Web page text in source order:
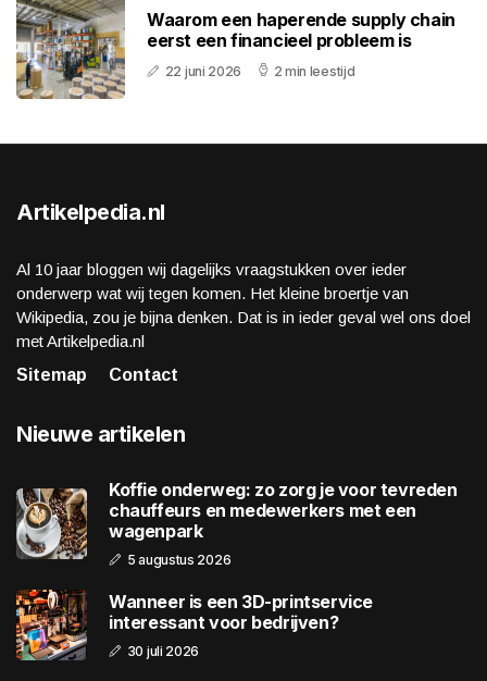
Waarom een haperende supply chain
eerst een financieel probleem is
22 juni 2026 2 min leestijd
Artikelpedia.nl
Al 10 jaar bloggen wij dagelijks vraagstukken over ieder
onderwerp wat wij tegen komen. Het kleine broertje van
Wikipedia, zou je bijna denken. Dat is in ieder geval wel ons doel
met Artikelpedia.nl
Sitemap
Contact
Nieuwe artikelen
Koffie onderweg: zo zorg je voor tevreden
chauffeurs en medewerkers met een
wagenpark
5 augustus 2026
Wanneer is een 3D-printservice
interessant voor bedrijven?
30 juli 2026